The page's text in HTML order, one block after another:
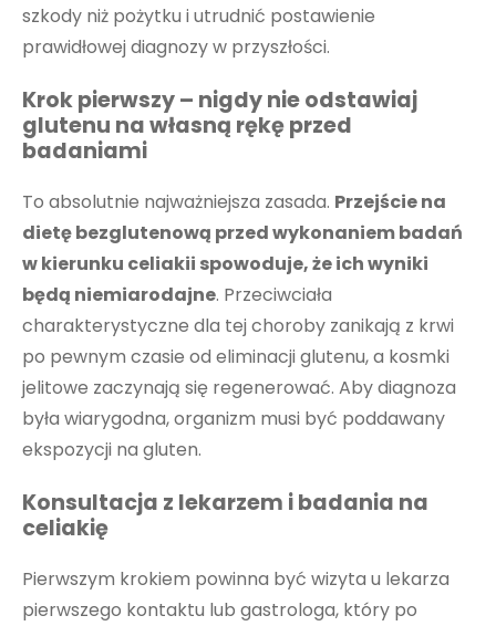
szkody niż pożytku i utrudnić postawienie
prawidłowej diagnozy w przyszłości.
Krok pierwszy – nigdy nie odstawiaj
glutenu na własną rękę przed
badaniami
To absolutnie najważniejsza zasada. Przejście na
dietę bezglutenową przed wykonaniem badań
w kierunku celiakii spowoduje, że ich wyniki
będą niemiarodajne. Przeciwciała
charakterystyczne dla tej choroby zanikają z krwi
po pewnym czasie od eliminacji glutenu, a kosmki
jelitowe zaczynają się regenerować. Aby diagnoza
była wiarygodna, organizm musi być poddawany
ekspozycji na gluten.
Konsultacja z lekarzem i badania na
celiakię
Pierwszym krokiem powinna być wizyta u lekarza
pierwszego kontaktu lub gastrologa, który po